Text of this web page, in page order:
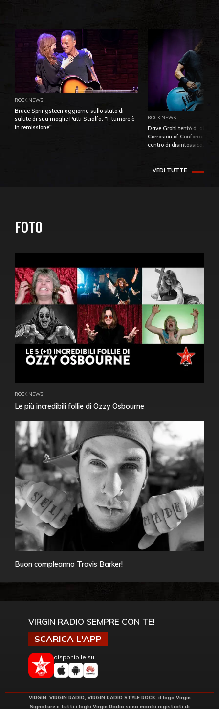
ROCK NEWS
Bruce Springsteen aggiorna sullo stato di
salute di sua moglie Patti Scialfa: "Il tumore è
in remissione"
ROCK NEWS
Dave Grohl tentò di
Corrosion of Conformity
centro di
VEDI TUTTE
FOTO
ROCK NEWS
Le più incredibili follie di Ozzy Osbourne
Buon compleanno Travis Barker!
VIRGIN RADIO SEMPRE CON TE!
SCARICA L'APP
disponibile su
VIRGIN, VIRGIN RADIO, VIRGIN RADIO STYLE ROCK, il logo Virgin
Signature e tutti i loghi Virgin Radio sono marchi registrati di